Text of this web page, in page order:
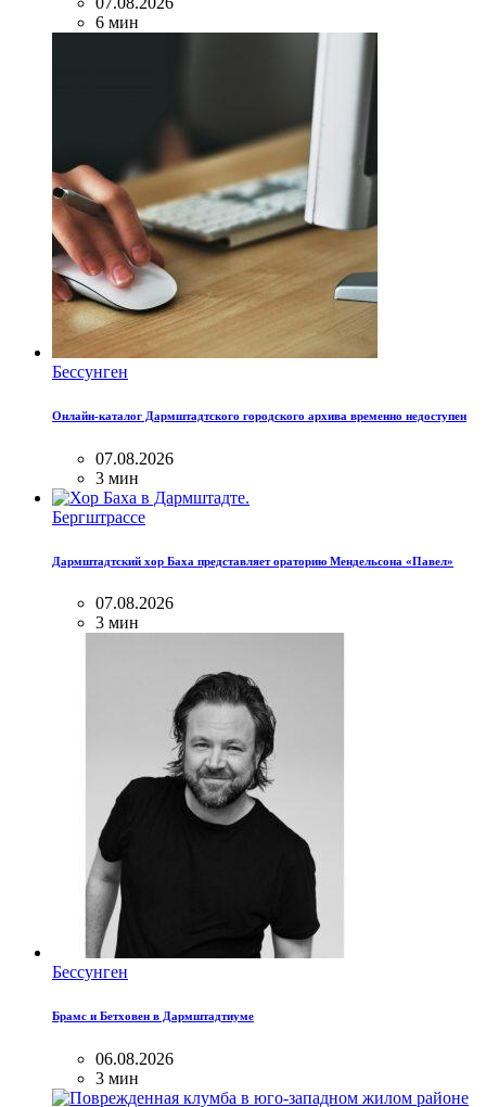
6 мин
Бессунген
Онлайн-каталог Дармштадтского городского архива временно недоступен
07.08.2026
3 мин
Бергштрассе
Дармштадтский хор Баха представляет ораторию Мендельсона «Павел»
07.08.2026
3 мин
Бессунген
Брамс и Бетховен в Дармштадтиуме
06.08.2026
3 мин